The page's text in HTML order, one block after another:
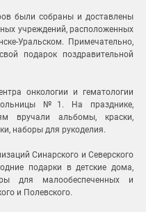
были собраны и доставлены
учреждений, расположенных
Уральском. Примечательно,
подарок поздравительной
онкологии и гематологии
№1. На празднике,
вручали альбомы, краски,
наборы для рукоделия.
Синарского и Северского
подарки в детские дома,
для малообеспеченных и
и Полевского.